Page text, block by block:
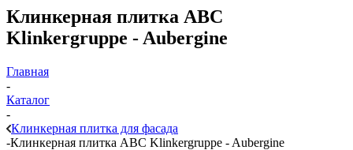
Клинкерная плитка ABC
Klinkergruppe - Aubergine
Главная
-
Каталог
-
Клинкерная плитка для фасада
-Клинкерная плитка ABC Klinkergruppe - Aubergine